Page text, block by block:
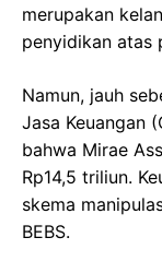
merupakan
penyidikan atas
Namun, jauh
Jasa Keuangan
bahwa Mirae
Rp14,5 triliun.
skema
BEBS.